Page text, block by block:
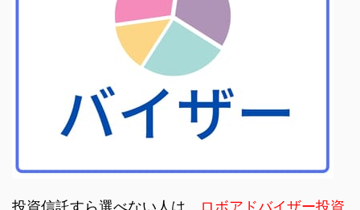
投資信託すら選べない人は、 ロボアドバイザー投資